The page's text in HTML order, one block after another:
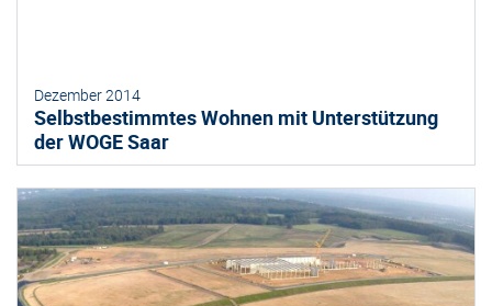
Dezember 2014
Selbstbestimmtes Wohnen mit Unterstützung
der WOGE Saar